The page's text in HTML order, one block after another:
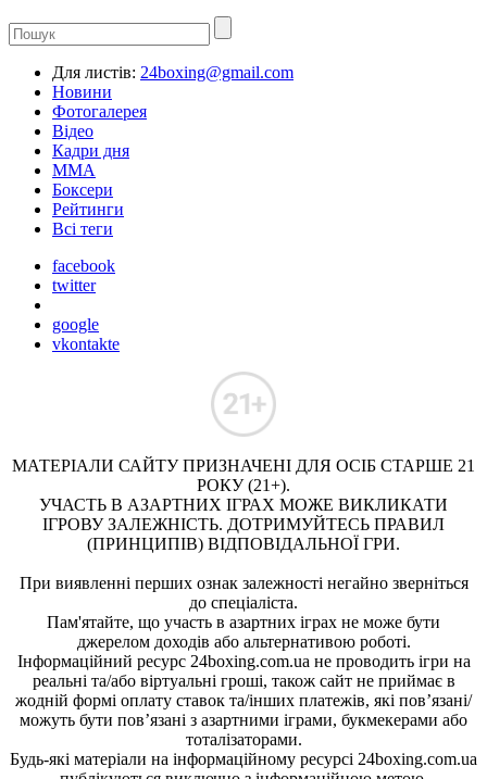
Для листів: 24boxing@gmail.com
Новини
Фотогалерея
Відео
Кадри дня
ММА
Боксери
Рейтинги
Всі теги
facebook
twitter
google
vkontakte
МАТЕРІАЛИ САЙТУ ПРИЗНАЧЕНІ ДЛЯ ОСІБ СТАРШЕ 21
РОКУ (21+).
УЧАСТЬ В АЗАРТНИХ ІГРАХ МОЖЕ ВИКЛИКАТИ
ІГРОВУ ЗАЛЕЖНІСТЬ. ДОТРИМУЙТЕСЬ ПРАВИЛ
(ПРИНЦИПІВ) ВІДПОВІДАЛЬНОЇ ГРИ.
При виявленні перших ознак залежності негайно зверніться
до спеціаліста.
Пам'ятайте, що участь в азартних іграх не може бути
джерелом доходів або альтернативою роботі.
Інформаційний ресурс 24boxing.com.ua не проводить ігри на
реальні та/або віртуальні гроші, також сайт не приймає в
жодній формі оплату ставок та/інших платежів, які пов’язані/
можуть бути пов’язані з азартними іграми, букмекерами або
тоталізаторами.
Будь-які матеріали на інформаційному ресурсі 24boxing.com.ua